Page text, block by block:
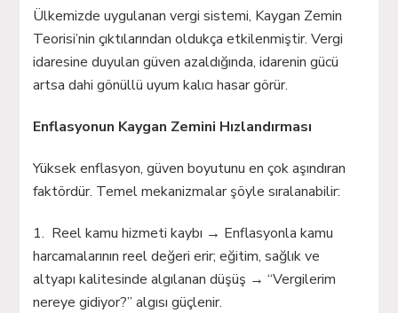
Ülkemizde uygulanan vergi sistemi, Kaygan Zemin
Teorisi’nin çıktılarından oldukça etkilenmiştir. Vergi
idaresine duyulan güven azaldığında, idarenin gücü
artsa dahi gönüllü uyum kalıcı hasar görür.
Enflasyonun Kaygan Zemini Hızlandırması
Yüksek enflasyon, güven boyutunu en çok aşındıran
faktördür. Temel mekanizmalar şöyle sıralanabilir:
1. Reel kamu hizmeti kaybı → Enflasyonla kamu
harcamalarının reel değeri erir; eğitim, sağlık ve
altyapı kalitesinde algılanan düşüş → “Vergilerim
nereye gidiyor?” algısı güçlenir.